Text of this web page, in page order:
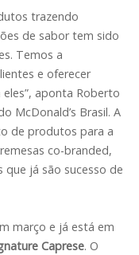
trazendo
de sabor tem sido
Temos a
e oferecer
aponta Roberto
McDonald’s Brasil. A
de produtos para a
co-branded,
que já são sucesso de
março e já está em
Caprese. O